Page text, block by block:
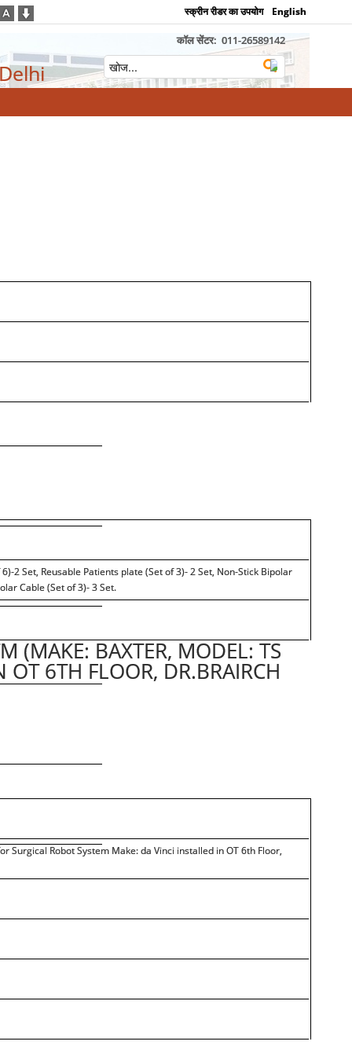
स्क्रीन रीडर का उपयोग English
कॉल सेंटर: 011-26589142
2 Set, Reusable Patients plate (Set of 3)- 2 Set, Non-Stick Bipolar
Cable (Set of 3)- 3 Set.
(MAKE: BAXTER, MODEL: TS
6TH FLOOR, DR.BRAIRCH
Surgical Robot System Make: da Vinci installed in OT 6th Floor,